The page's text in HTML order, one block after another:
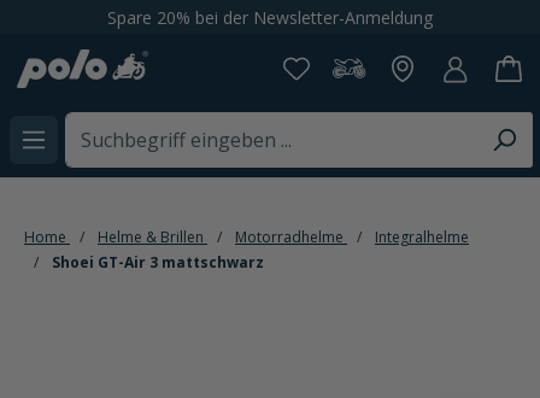
springenSpare 20% bei der Newsletter-Anmeldung
Home Helme & Brillen Motorradhelme
Integralhelme
Shoei GT-Air 3 mattschwarz